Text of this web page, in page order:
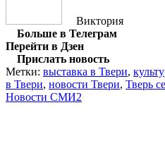
Виктория
Больше в Телеграм
Перейти в Дзен
Прислать новость
Метки: выставка в Твери,
в Твери, новости Твери, Тверь
Новости СМИ2